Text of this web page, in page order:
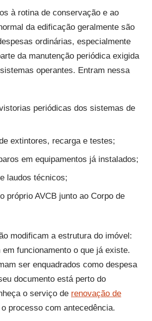
à rotina de conservação e ao
da edificação geralmente são
ordinárias, especialmente
da manutenção periódica exigida
operantes. Entram nessa
periódicas dos sistemas de
extintores, recarga e testes;
em equipamentos já instalados;
laudos técnicos;
próprio AVCB junto ao Corpo de
modificam a estrutura do imóvel:
em funcionamento o que já existe.
ser enquadrados como despesa
documento está perto do
o serviço de renovação de
processo com antecedência.